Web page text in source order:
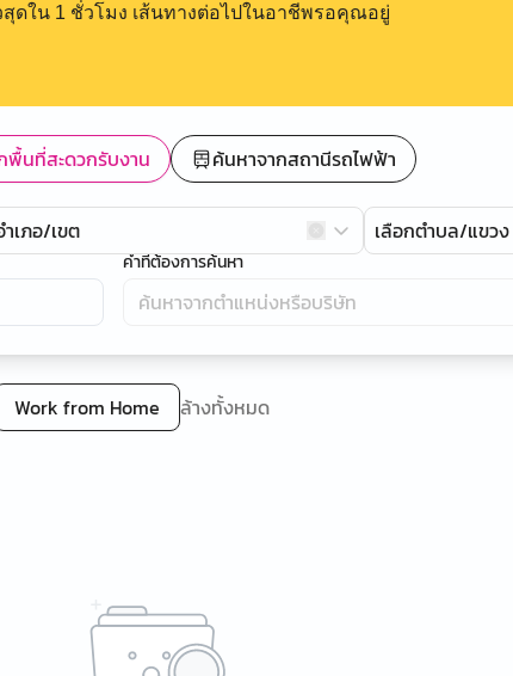
สุดใน 1 ชั่วโมง เส้นทางต่อไปในอาชีพรอคุณอยู่
พื้นที่สะดวกรับงาน ค้นหาจากสถานีรถไฟฟ้า
เภอ/เขต เลือกตำบล/แขวง
คำที่ต้องการค้นหา
Work from Home ล้างทั้งหมด